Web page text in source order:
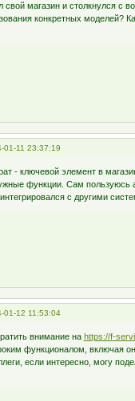
свой магазин и столкнулся с
конкретных моделей?
01-11 23:37:19
- ключевой элемент в
функции. Сам
с другими
01-12 11:53:04
внимание на https://f-
функционалом, включая
если интересно, могу